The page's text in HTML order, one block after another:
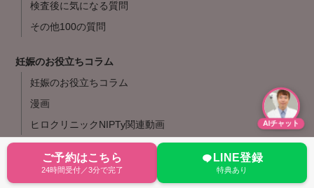
検査後に気になる質問
その他100の質問
妊娠のお役立ちコラム
妊娠のお役立ちコラム
漫画
ヒロクリニックNIPTy関連動画
採用情報ご予約はこちら
24時間受付／3分で完了
LINE登録
特典あり
AIチャット